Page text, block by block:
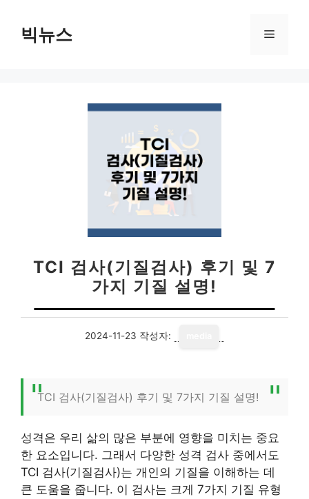
빅뉴스 메
TCI 검사(기질검사) 후기 및 7
가지 기질 설명!
2024-11-23 작성자:
TCI 검사(기질검사) 후기 및 7가지 기질 설명!
성격은 우리 삶의 많은 부분에 영향을 미치는 중요
한 요소입니다. 그래서 다양한 성격 검사 중에서도
TCI 검사(기질검사)는 개인의 기질을 이해하는 데
큰 도움을 줍니다. 이 검사는 크게 7가지 기질 유형